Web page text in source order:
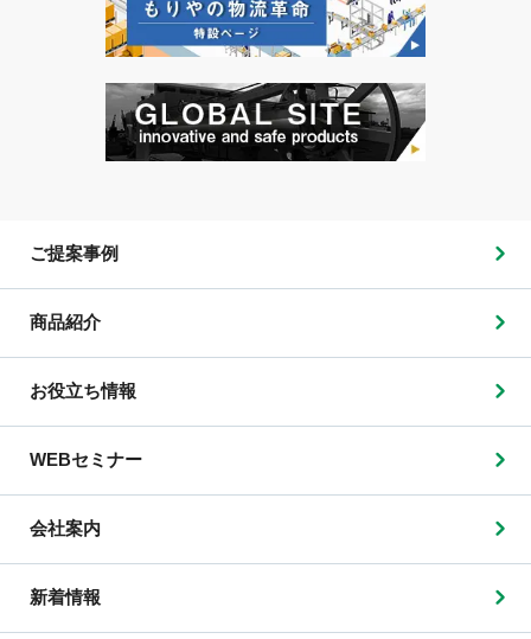
ご提案事例
商品紹介
お役立ち情報
WEBセミナー
会社案内
新着情報